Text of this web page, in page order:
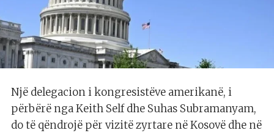
Një delegacion i kongresistëve amerikanë, i
përbërë nga Keith Self dhe Suhas Subramanyam,
do të qëndrojë për vizitë zyrtare në Kosovë dhe në